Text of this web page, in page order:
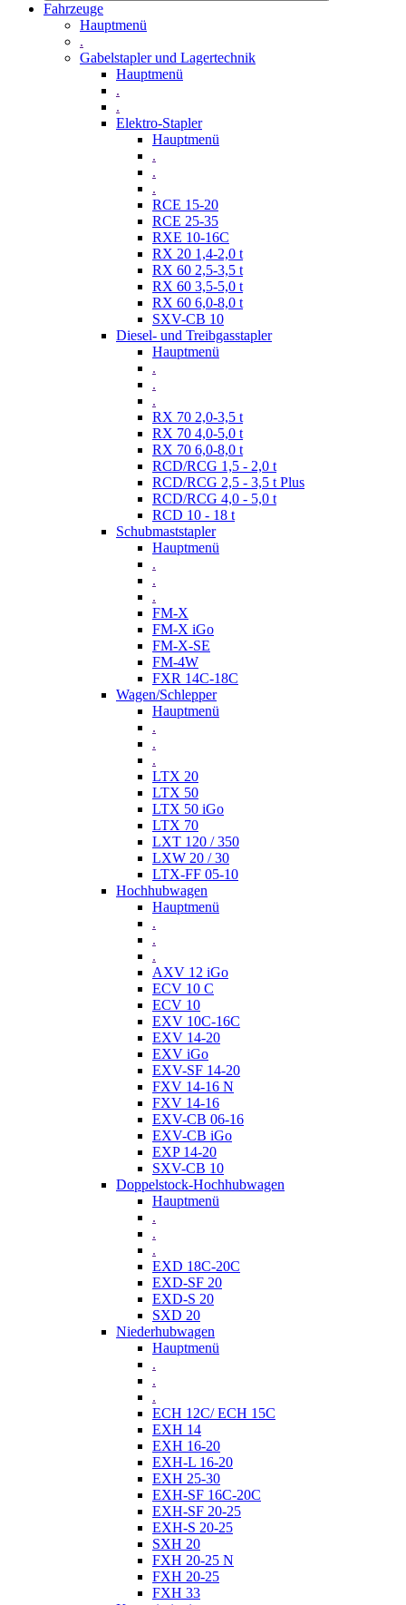
Fahrzeuge
Hauptmenü
.
Gabelstapler und Lagertechnik
Hauptmenü
.
.
Elektro-Stapler
Hauptmenü
.
.
.
RCE 15-20
RCE 25-35
RXE 10-16C
RX 20 1,4-2,0 t
RX 60 2,5-3,5 t
RX 60 3,5-5,0 t
RX 60 6,0-8,0 t
SXV-CB 10
Diesel- und Treibgasstapler
Hauptmenü
.
.
.
RX 70 2,0-3,5 t
RX 70 4,0-5,0 t
RX 70 6,0-8,0 t
RCD/RCG 1,5 - 2,0 t
RCD/RCG 2,5 - 3,5 t Plus
RCD/RCG 4,0 - 5,0 t
RCD 10 - 18 t
Schubmaststapler
Hauptmenü
.
.
.
FM-X
FM-X iGo
FM-X-SE
FM-4W
FXR 14C-18C
Wagen/Schlepper
Hauptmenü
.
.
.
LTX 20
LTX 50
LTX 50 iGo
LTX 70
LXT 120 / 350
LXW 20 / 30
LTX-FF 05-10
Hochhubwagen
Hauptmenü
.
.
.
AXV 12 iGo
ECV 10 C
ECV 10
EXV 10C-16C
EXV 14-20
EXV iGo
EXV-SF 14-20
FXV 14-16 N
FXV 14-16
EXV-CB 06-16
EXV-CB iGo
EXP 14-20
SXV-CB 10
Doppelstock-Hochhubwagen
Hauptmenü
.
.
.
EXD 18C-20C
EXD-SF 20
EXD-S 20
SXD 20
Niederhubwagen
Hauptmenü
.
.
.
ECH 12C/ ECH 15C
EXH 14
EXH 16-20
EXH-L 16-20
EXH 25-30
EXH-SF 16C-20C
EXH-SF 20-25
EXH-S 20-25
SXH 20
FXH 20-25 N
FXH 20-25
FXH 33